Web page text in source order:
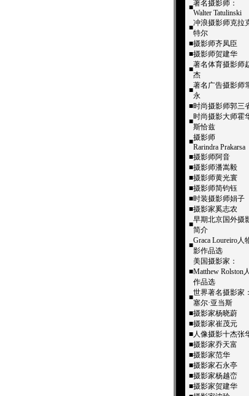
■著名摄影师：
Walter Tatulinski
■
冲浪摄影师克拉
特尔
■摄影师齐凤臣
■摄影师贺建华
■
著名体育摄影师
杰
■
著名广告摄影师
永
■时尚摄影师郭三
■
时尚摄影大师霍
斯恰兹
■摄影师
Rarindra Prakarsa
■摄影师阿音
■摄影师潘嵩毅
■摄影师黄光寰
■摄影师简钧钰
■时装摄影师娟子
■摄影家奚志农
■
早期北京国外摄
简介
■
Graca Loureiro人
影作品选
■
美国摄影家：
Matthew Rolston
作品选
■
世界著名摄影家
塞尔·亚当斯
■摄影家杨晓蔚
■摄影家崔茂元
■人像摄影十杰­张
■摄影家乔天富
■摄影家范华
■摄影家石永亭
■摄影家杨越峦
■摄影家贺建华